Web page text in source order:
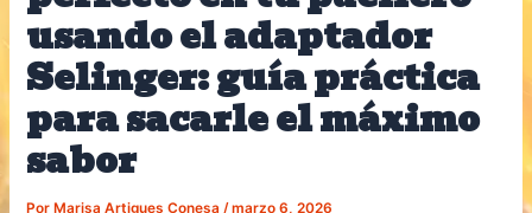
usando el adaptador
Selinger: guía práctica
para sacarle el máximo
sabor
PorMarisa Artigues Conesa /marzo 6, 2026